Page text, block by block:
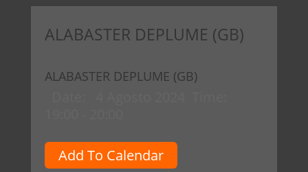
ALABASTER DEPLUME (GB)
ALABASTER DEPLUME (GB)
Add To Calendar